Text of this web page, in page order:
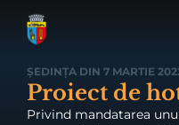
ȘEDINȚA DIN 7 MARTIE
Proiect de
Privind mandatarea